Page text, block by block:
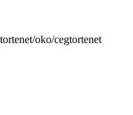
oko/cegtortenet